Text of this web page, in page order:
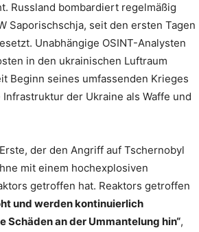
Russland bombardiert regelmäßig
Saporischschja, seit den ersten Tagen
Unabhängige OSINT-Analysten
in den ukrainischen Luftraum
Beginn seines umfassenden Krieges
der Ukraine als Waffe und
der den Angriff auf Tschernobyl
mit einem hochexplosiven
getroffen hat. Reaktors getroffen
und werden kontinuierlich
an der Ummantelung hin“,